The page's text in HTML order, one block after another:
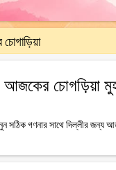
আজকের চোগড়িয়া
সঠিক গণনার সাথে দিল্লীর জন্য